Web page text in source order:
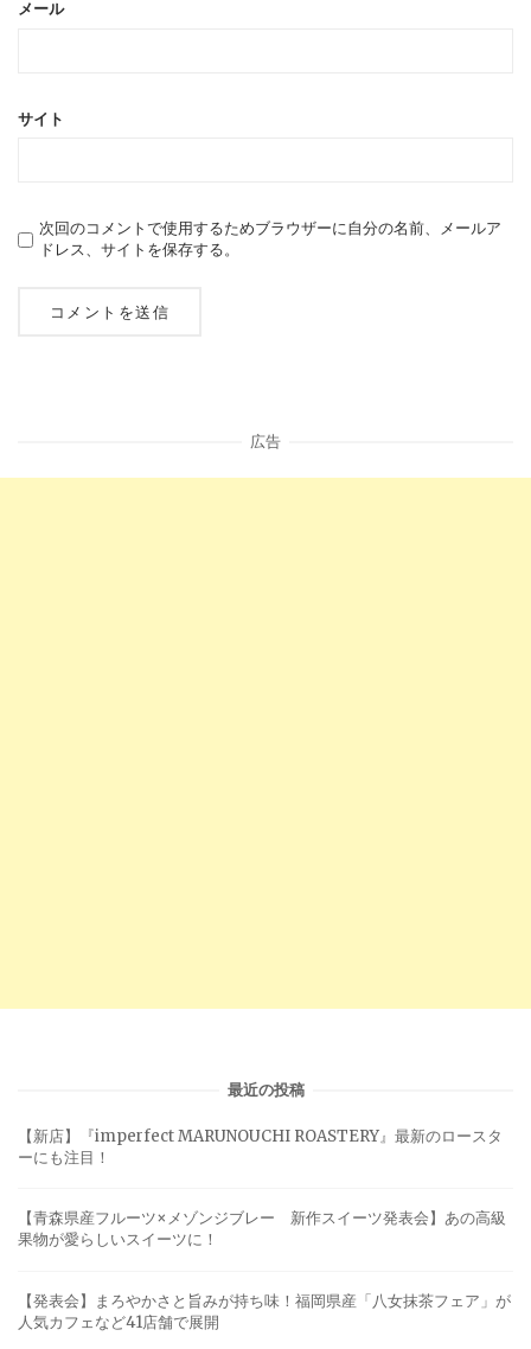
メール
サイト
次回のコメントで使用するためブラウザーに自分の名前、メールア
ドレス、サイトを保存する。
広告
最近の投稿
【新店】『imperfect MARUNOUCHI ROASTERY』最新のロースタ
ーにも注目！
【青森県産フルーツ×メゾンジブレー 新作スイーツ発表会】あの高級
果物が愛らしいスイーツに！
【発表会】まろやかさと旨みが持ち味！福岡県産「八女抹茶フェア」が
人気カフェなど41店舗で展開